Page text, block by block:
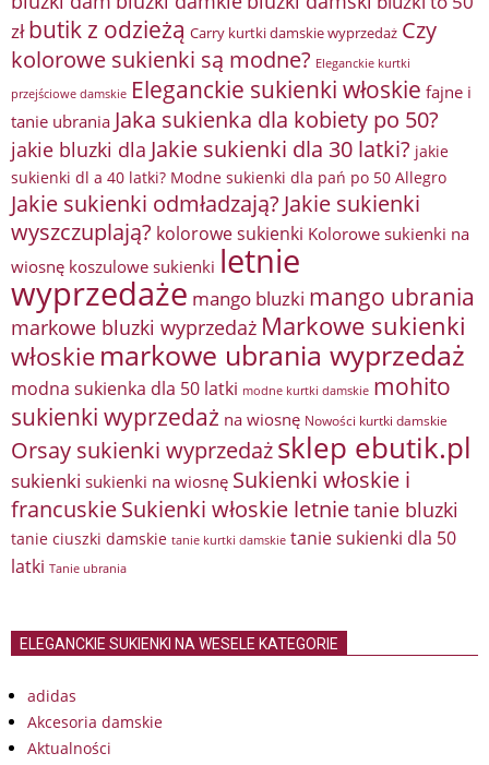
zł butik z odzieżą Carry kurtki damskie wyprzedaż Czy
kolorowe sukienki są modne? Eleganckie kurtki
przejściowe damskie Eleganckie sukienki włoskie fajne i
tanie ubrania Jaka sukienka dla kobiety po 50?
jakie bluzki dla Jakie sukienki dla 30 latki? jakie
sukienki dl a 40 latki? Modne sukienki dla pań po 50 Allegro
Jakie sukienki odmładzają? Jakie sukienki
wyszczuplają? kolorowe sukienki Kolorowe sukienki na
wiosnę koszulowe sukienki letnie
wyprzedaże mango bluzki mango ubrania
markowe bluzki wyprzedaż Markowe sukienki
włoskie markowe ubrania wyprzedaż
modna sukienka dla 50 latki modne kurtki damskie mohito
sukienki wyprzedaż na wiosnę Nowości kurtki damskie
Orsay sukienki wyprzedażsklep ebutik.pl
sukienki sukienki na wiosnę Sukienki włoskie i
francuskieSukienki włoskie letnietanie bluzki
tanie ciuszki damskie tanie kurtki damskie tanie sukienki dla 50
latki Tanie ubrania
ELEGANCKIE SUKIENKI NA WESELE KATEGORIE
adidas
Akcesoria damskie
Aktualności